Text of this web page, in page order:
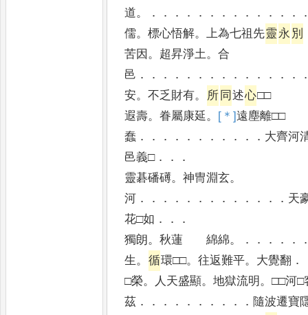
道。．．．．．．．．．．．．．
儒。標心悟解。上為七祖先靈 永 別
苦因 。 超昇淨土。合
邑 ．．．．．．．．．．．．．．
安。不乏財有。 所 同 述心□□
遐壽。眷屬康延。 [＊]遠塵離□□
蠢 ．．．．．．．．．．． 大齊河
邑義□．．．
靈碁磻礡。神冑淵玄。
河 ．．．．．．．．．．．．． 天
花□如 ．．．
獨朗。秋蓮 綿綿。．．．．．
生。 循環□□。往返難平。 大覺翻
□榮。 人天盛顯。地獄流明。□□河□
茲 ．．．．．．．．．． 隨波遷寶